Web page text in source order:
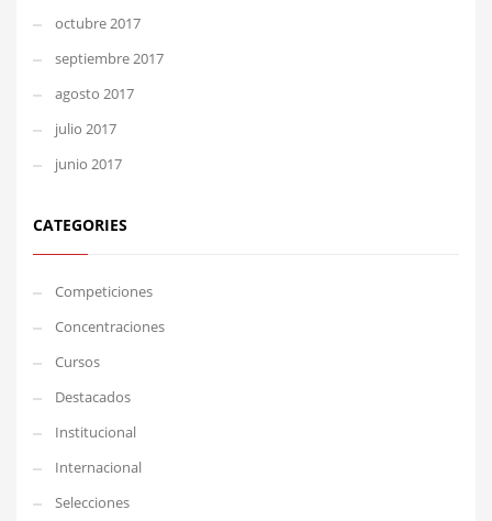
octubre 2017
septiembre 2017
agosto 2017
julio 2017
junio 2017
CATEGORIES
Competiciones
Concentraciones
Cursos
Destacados
Institucional
Internacional
Selecciones